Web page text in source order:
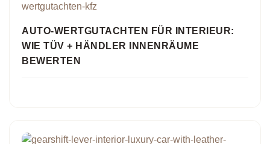
AUTO-WERTGUTACHTEN FÜR INTERIEUR:
WIE TÜV + HÄNDLER INNENRÄUME
BEWERTEN